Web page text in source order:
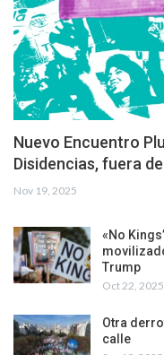
Nuevo Encuentro
Disidencias, fuera
Nov 19, 2025
«No
Trump
Oct 22, 2025
Otra
calle